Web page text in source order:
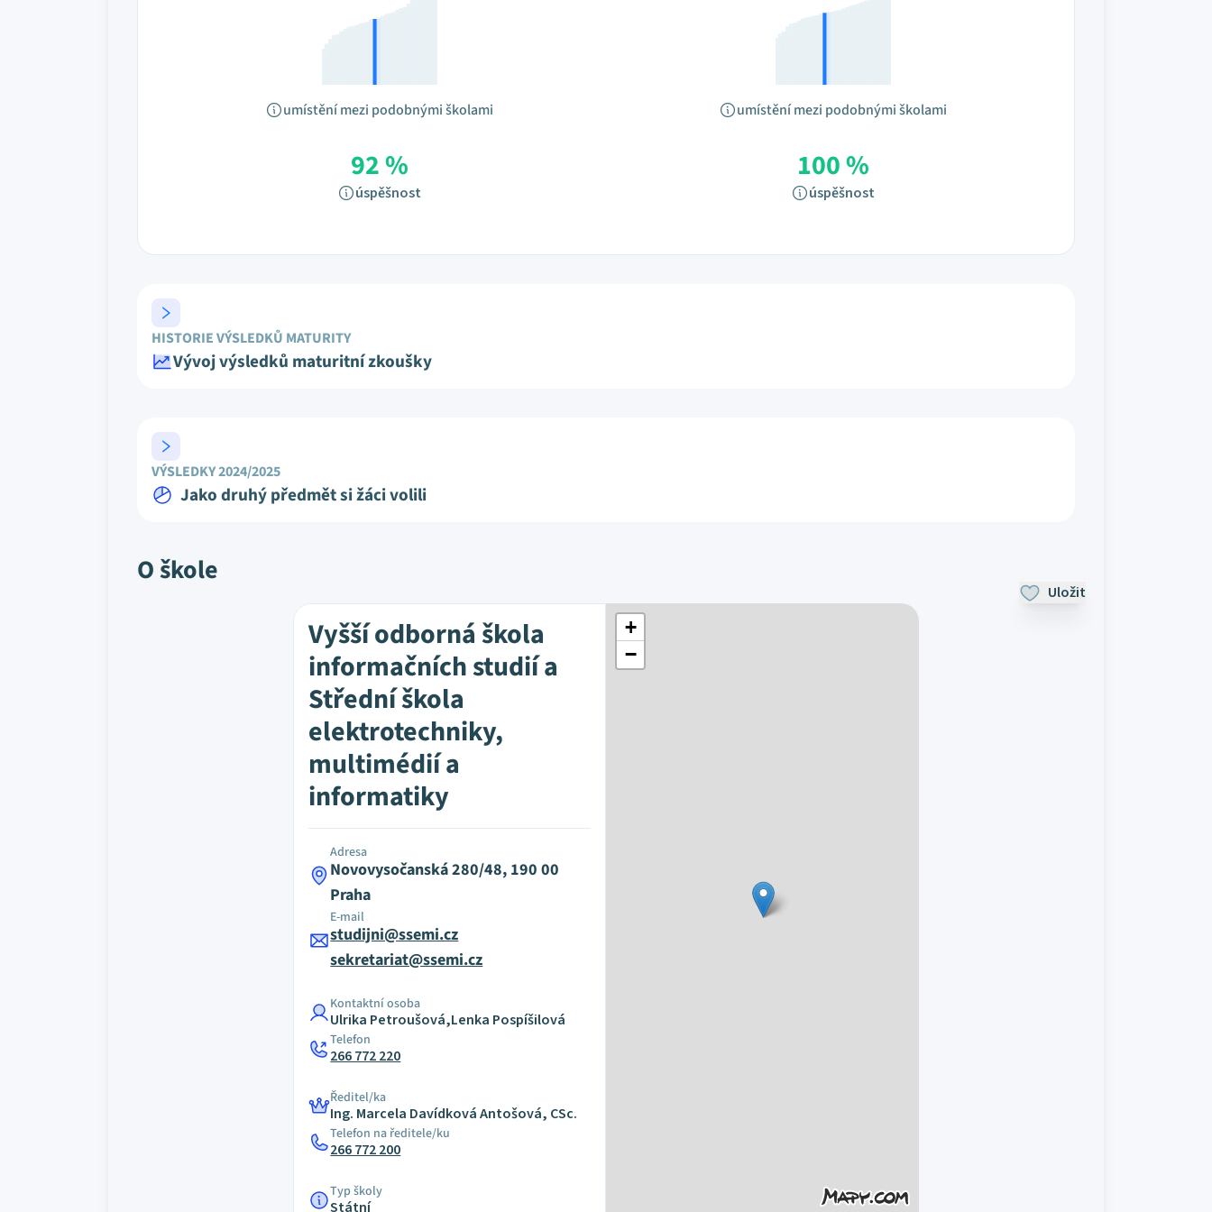
umístění mezi podobnými školami
92 %
úspěšnost
umístění mezi podobnými školami
100 %
úspěšnost
HISTORIE VÝSLEDKŮ MATURITY
Vývoj výsledků maturitní zkoušky
VÝSLEDKY 2024/2025
Jako druhý předmět si žáci volili
O škole
Uložit
Vyšší odborná škola
informačních studií a
Střední škola
elektrotechniky,
multimédií a
informatiky
Adresa
Novovysočanská 280/48, 190 00
Praha
E-mail
studijni@ssemi.cz
sekretariat@ssemi.cz
Kontaktní osoba
Ulrika Petroušová,Lenka Pospíšilová
Telefon
266 772 220
Ředitel/ka
Ing. Marcela Davídková Antošová, CSc.
Telefon na ředitele/ku
266 772 200
Typ školy
Státní
+
−